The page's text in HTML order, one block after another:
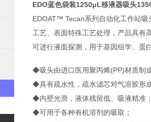
EDO蓝色袋装1250μL移液器吸头
EDOAT™ Tecan系列自动化工作站吸
工艺、表面特殊工艺处理，产品具有
可进行液面探测，用于基因组学、蛋
◆吸头由进口医用聚丙烯(PP)材质制
◆具有疏水性，疏水滤芯对气溶胶形
◆内壁光滑，液体残留低、吸液精准；
◆可用于各种有机溶剂的吸取；